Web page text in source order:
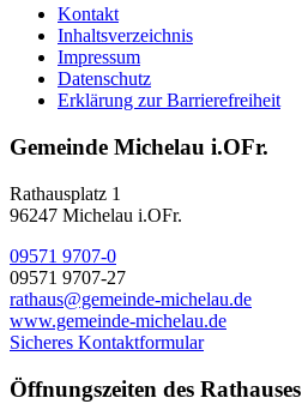
Kontakt
Inhaltsverzeichnis
Impressum
Datenschutz
Erklärung zur Barrierefreiheit
Gemeinde Michelau i.OFr.
Rathausplatz 1
96247 Michelau i.OFr.
09571 9707-0
09571 9707-27
rathaus@gemeinde-michelau.de
www.gemeinde-michelau.de
Sicheres Kontaktformular
Öffnungszeiten des Rathauses